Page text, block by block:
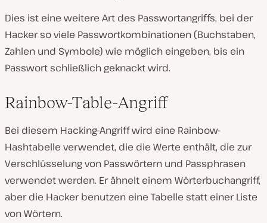
Dies ist eine weitere Art des Passwortangriffs, bei der
Hacker so viele Passwortkombinationen (Buchstaben,
Zahlen und Symbole) wie möglich eingeben, bis ein
Passwort schließlich geknackt wird.
Rainbow-Table-Angriff
Bei diesem Hacking-Angriff wird eine Rainbow-
Hashtabelle verwendet, die die Werte enthält, die zur
Verschlüsselung von Passwörtern und Passphrasen
verwendet werden. Er ähnelt einem Wörterbuchangriff,
aber die Hacker benutzen eine Tabelle statt einer Liste
von Wörtern.